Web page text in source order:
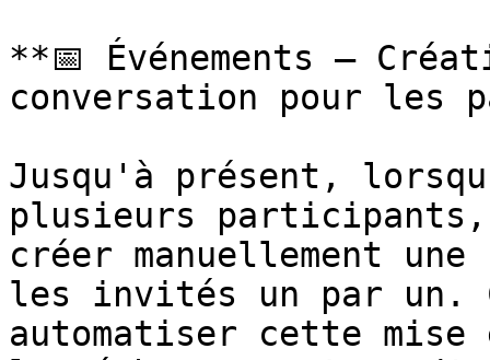
**📅 Événements –
conversation pour les
Jusqu'à présent,
plusieurs
créer manuellement
les invités un par un.
automatiser cette